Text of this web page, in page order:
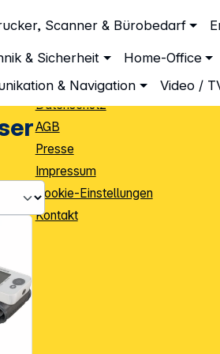
Scanner & Bürobedarf
& Sicherheit Home-Office
& Navigation Video /
Unsere Leistungen
Beratung
Datenschutz
AGB
Presse
Impressum
Cookie-Einstellungen
Kontakt